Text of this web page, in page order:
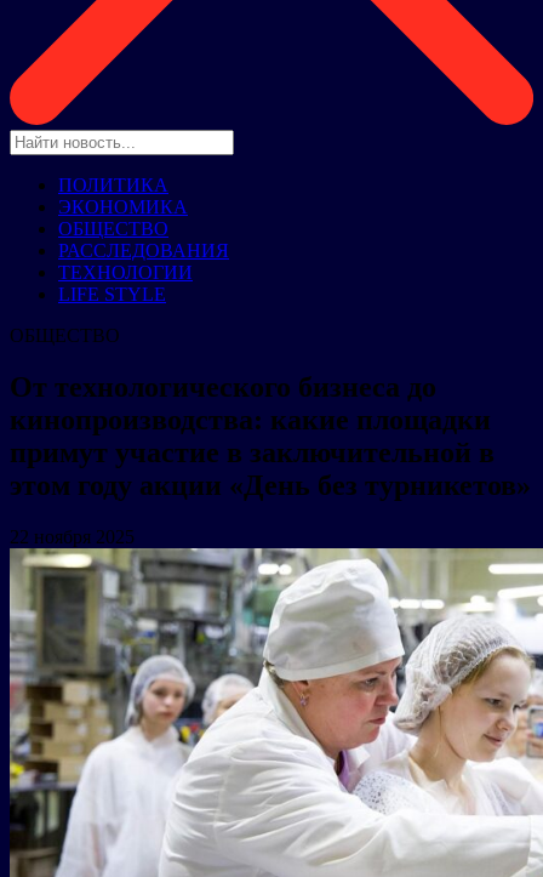
ПОЛИТИКА
ЭКОНОМИКА
ОБЩЕСТВО
РАССЛЕДОВАНИЯ
ТЕХНОЛОГИИ
LIFE STYLE
ОБЩЕСТВО
От технологического бизнеса до
кинопроизводства: какие площадки
примут участие в заключительной в
этом году акции «День без турникетов»
22 ноября 2025